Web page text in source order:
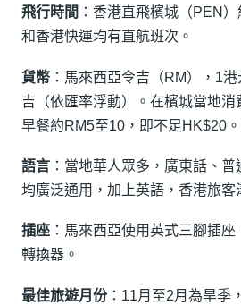
飛行時間 ：香港直飛檳城（PEN
和香港快運均有直航班次。
貨幣 ：馬來西亞令吉（RM），1
吉（依匯率浮動）。在檳城當地
早餐約RM5至10，即不足HK$20。
語言 ：當地華人眾多，廣東話、
均廣泛通用，加上英語，香港旅客
插座 ：馬來西亞使用英式三腳插
轉換器。
最佳旅遊月份：11月至2月為旱季